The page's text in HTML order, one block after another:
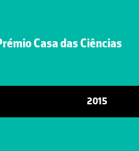
Casa das Ciências
2015